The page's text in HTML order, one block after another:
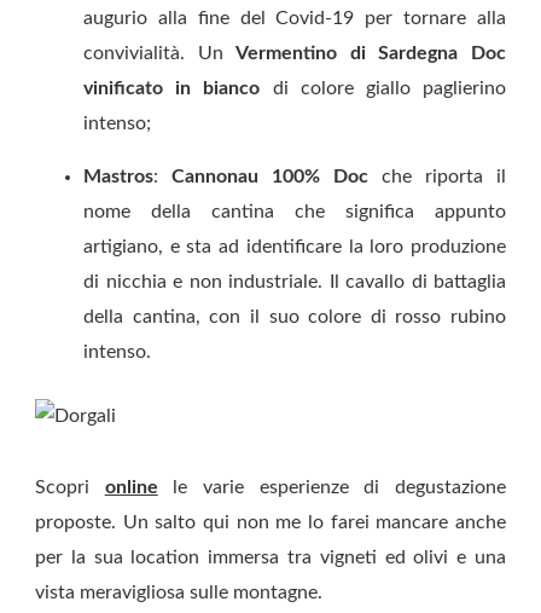
augurio alla fine del Covid-19 per tornare alla
convivialità. UnVermentino di Sardegna Doc
vinificato in bianco di colore giallo paglierino
intenso;
Mastros: Cannonau 100% Doc che riporta il
nome della cantina che significa appunto
artigiano, e sta ad identificare la loro produzione
di nicchia e non industriale. Il cavallo di battaglia
della cantina, con il suo colore di rosso rubino
intenso.
Scopri online le varie esperienze di degustazione
proposte. Un salto qui non me lo farei mancare anche
per la sua location immersa tra vigneti ed olivi e una
vista meravigliosa sulle montagne.